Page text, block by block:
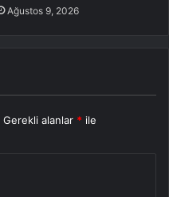
Ağustos 9, 2026
Gerekli alanlar * ile